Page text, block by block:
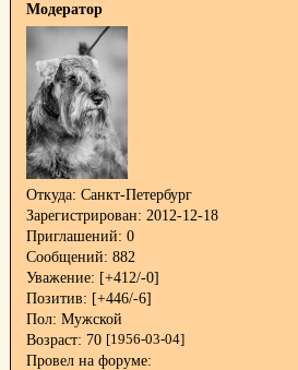
Модератор
Откуда: Санкт-Петербург
Зарегистрирован: 2012-12-18
Приглашений: 0
Сообщений: 882
Уважение: [+412/-0]
Позитив: [+446/-6]
Пол: Мужской
Возраст: 70 [1956-03-04]
Провел на форуме: